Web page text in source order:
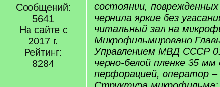
Сообщений:
5641
На сайте с
2017 г.
Рейтинг:
8284
состоянии,
чернила яркие без
читальный зал на
Микрофильмировано
Управлением МВД СССР
черно-белой пленке 35 мм
перфорацией, оператор